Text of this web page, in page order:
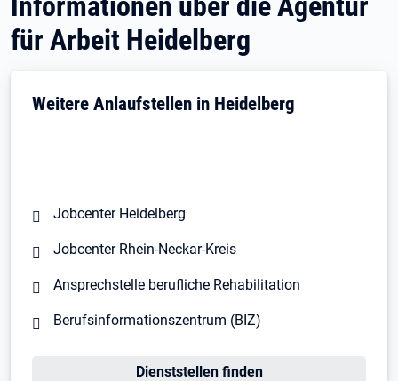
für Arbeit Heidelberg
Weitere Anlaufstellen in Heidelberg
Jobcenter Heidelberg
Jobcenter Rhein-Neckar-Kreis
Ansprechstelle berufliche Rehabilitation
Berufsinformationszentrum (BIZ)
Öffnet in neuem Tab
Dienststellen finden